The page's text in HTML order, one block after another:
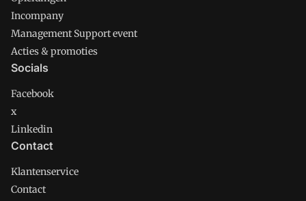
Incompany
Management Support event
Acties & promoties
Socials
Facebook
x
Linkedin
Contact
Klantenservice
Contact